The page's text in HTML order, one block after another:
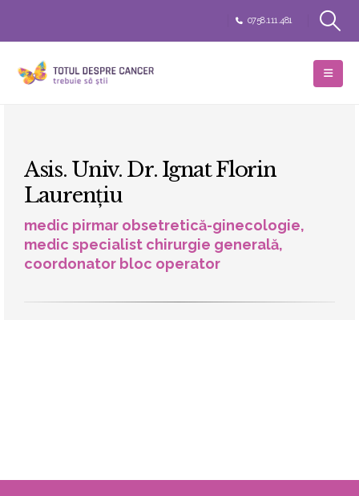
0758.111.481
Asis. Univ. Dr. Ignat Florin
Laurențiu
medic pirmar obsetretică-ginecologie,
medic specialist chirurgie generală,
coordonator bloc operator